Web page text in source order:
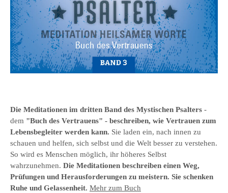
Die Meditationen im dritten Band des Mystischen Psalters -
dem "Buch des Vertrauens" - beschreiben, wie Vertrauen zum
Lebensbegleiter werden kann. Sie laden ein, nach innen zu
schauen und helfen, sich selbst und die Welt besser zu verstehen.
So wird es Menschen möglich, ihr höheres Selbst
wahrzunehmen. Die Meditationen beschreiben einen Weg,
Prüfungen und Herausforderungen zu meistern. Sie schenken
Ruhe und Gelassenheit. Mehr zum Buch